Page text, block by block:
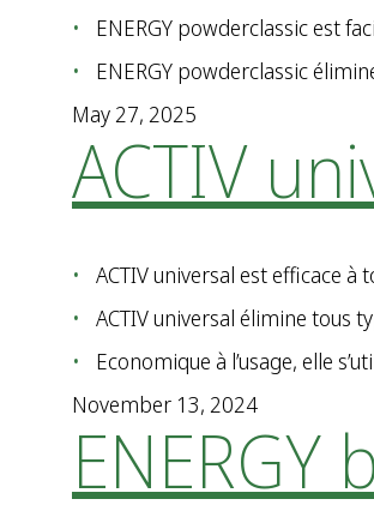
ENERGY powderclassic est
ENERGY powderclassic
May 27, 2025
ACTIV
ACTIV universal est efficace
ACTIV universal élimine tous
Economique à l’usage, elle
November 13, 2024
ENERGY